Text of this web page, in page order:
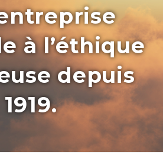
à l’éthique
depuis
1919.